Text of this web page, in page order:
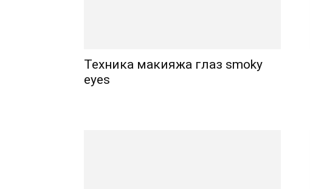
Техника макияжа глаз smoky
eyes